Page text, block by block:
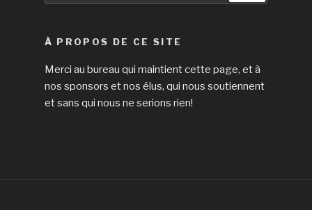
À PROPOS DE CE SITE
Merci au bureau qui maintient cette page, et à
nos sponsors et nos élus, qui nous soutiennent
et sans qui nous ne serions rien!